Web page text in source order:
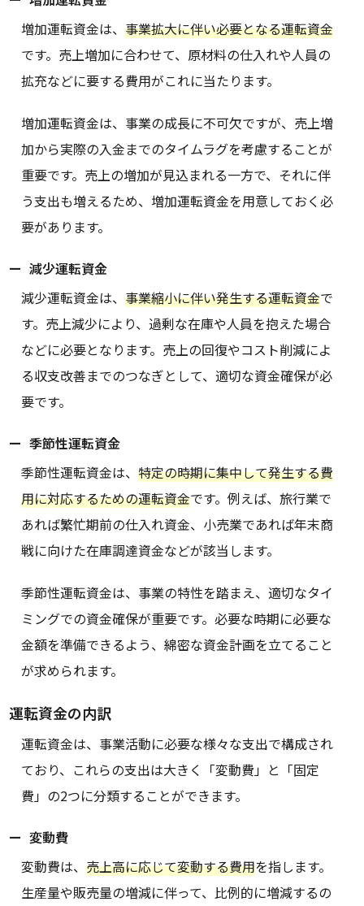
増加運転資金は、事業拡大に伴い必要となる運転資金
です。売上増加に合わせて、原材料の仕入れや人員の
拡充などに要する費用がこれに当たります。
増加運転資金は、事業の成長に不可欠ですが、売上増
加から実際の入金までのタイムラグを考慮することが
重要です。売上の増加が見込まれる一方で、それに伴
う支出も増えるため、増加運転資金を用意しておく必
要があります。
減少運転資金
減少運転資金は、事業縮小に伴い発生する運転資金で
す。売上減少により、過剰な在庫や人員を抱えた場合
などに必要となります。売上の回復やコスト削減によ
る収支改善までのつなぎとして、適切な資金確保が必
要です。
季節性運転資金
季節性運転資金は、特定の時期に集中して発生する費
用に対応するための運転資金です。例えば、旅行業で
あれば繁忙期前の仕入れ資金、小売業であれば年末商
戦に向けた在庫調達資金などが該当します。
季節性運転資金は、事業の特性を踏まえ、適切なタイ
ミングでの資金確保が重要です。必要な時期に必要な
金額を準備できるよう、綿密な資金計画を立てること
が求められます。
運転資金の内訳
運転資金は、事業活動に必要な様々な支出で構成され
ており、これらの支出は大きく「変動費」と「固定
費」の2つに分類することができます。
変動費
変動費は、売上高に応じて変動する費用を指します。
生産量や販売量の増減に伴って、比例的に増減するの